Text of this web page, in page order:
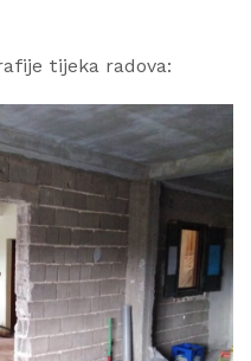
tijeka radova: